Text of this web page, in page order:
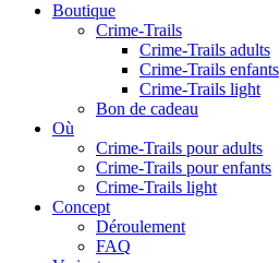
Boutique
Crime-Trails
Crime-Trails adults
Crime-Trails enfants
Crime-Trails light
Bon de cadeau
Où
Crime-Trails pour adults
Crime-Trails pour enfants
Crime-Trails light
Concept
Déroulement
FAQ